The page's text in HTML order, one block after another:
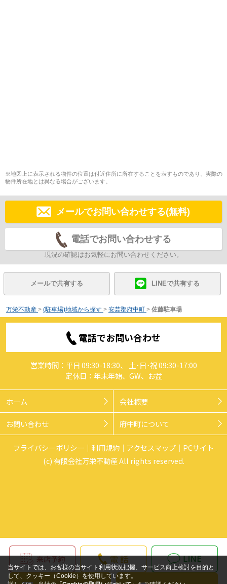
※地図上に表示される物件の位置は付近住所に所在することを表すものであり、実際の
物件所在地とは異なる場合がございます。
メールでお問い合わせする(無料)
電話でお問い合わせする
現況の確認はお気軽にお問い合わせください。
メールで共有する LINEで共有する
万栄不動産 > (駐車場)地域から探す > 安芸郡府中町 > 佐藤駐車場
電話でお問い合わせ
営業時間：平日 09:30-18:30、 土･日･祝 09:30-17:00
定休日：年末年始、GW、お盆
ホーム 会社概要
お問い合わせ 府中町について
プライバシーポリシー 利用規約 アクセスマップ
PCサイト
(c) 有限会社万栄不動産 All rights reserved.
当サイトでは、お客様の当サイト利用状況把握、サービス向上検討を目的と
して、クッキー（Cookie）を使用しています。